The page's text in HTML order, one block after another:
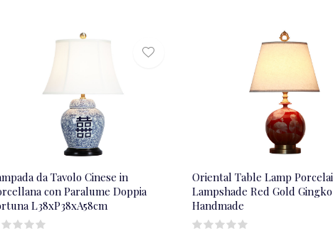
da Tavolo Cinese in
con Paralume Doppia
L38xP38xA58cm
Oriental Table Lamp
Lampshade Red Gold
Handmade